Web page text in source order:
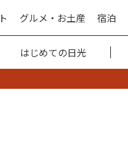
グルメ・お土産 宿泊
はじめての日光